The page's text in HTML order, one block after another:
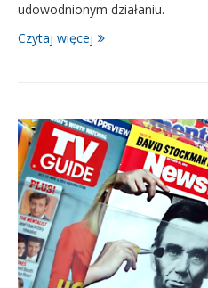
udowodnionym działaniu.
Czytaj więcej